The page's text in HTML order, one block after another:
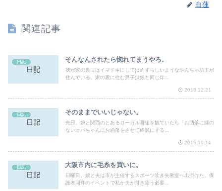
白蓮
関連記事
日記 そんなんされたら惚れてまうやろ。
我が家の裏にはイマドキにしてはめずらしいようなやんちゃ坊主が
住んでいる。家の裏に住む男子は娘と同じ年...
2018.12.21
日記 そのままでいいじゃない。
先日、娘と関西のとあるローカル番組を観ていたら「お洒落に縁の
ないオバちゃんにお洒落をさせて綺麗にする...
2015.10.14
日記 大阪市内に毛糸を買いに。
日曜日。娘と夫は市が主催するスポーツ吹き矢教室へ出掛けた。保
護者同伴のイベントで私か夫が付き添う必要...